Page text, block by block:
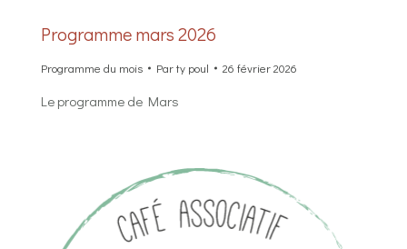
Programme mars 2026
Programme du mois Party poul 26 février 2026
Le programme de Mars